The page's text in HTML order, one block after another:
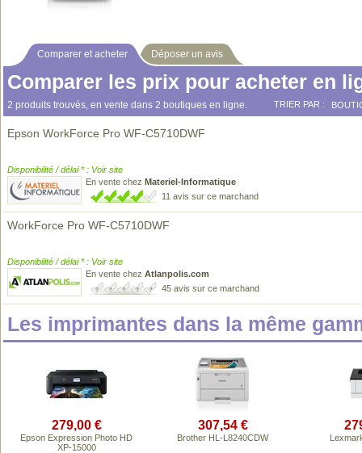
Comparer et acheter Déposer un avis
Comparer les prix pour acheter en
2 produits trouvés, en vente dans 2 boutiques en ligne. TRIER PAR :
Epson WorkForce Pro WF-C5710DWF
Disponibilité / délai * : Voir site
En vente chez Materiel-Informatique
11 avis sur ce marchand
WorkForce Pro WF-C5710DWF
Disponibilité / délai * : Voir site
En vente chez Atlanpolis.com
45 avis sur ce marchand
Les imprimantes dans la même
279,00 €
Epson Expression Photo HD
XP-15000
307,54 €
Brother HL-L8240CDW